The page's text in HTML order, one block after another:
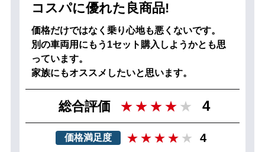
コスパに優れた良商品!
価格だけではなく乗り心地も悪くないです。
別の車両用にもう1セット購入しようかとも思
っています。
家族にもオススメしたいと思います。
総合評価 4
価格満足度 4